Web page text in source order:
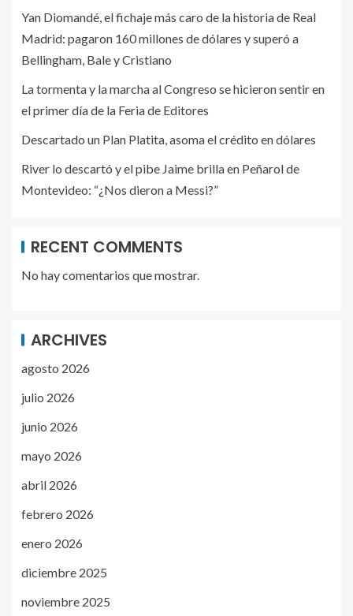
Yan Diomandé, el fichaje más caro de la historia de Real
Madrid: pagaron 160 millones de dólares y superó a
Bellingham, Bale y Cristiano
La tormenta y la marcha al Congreso se hicieron sentir en
el primer día de la Feria de Editores
Descartado un Plan Platita, asoma el crédito en dólares
River lo descartó y el pibe Jaime brilla en Peñarol de
Montevideo: “¿Nos dieron a Messi?”
RECENT COMMENTS
No hay comentarios que mostrar.
ARCHIVES
agosto 2026
julio 2026
junio 2026
mayo 2026
abril 2026
febrero 2026
enero 2026
diciembre 2025
noviembre 2025